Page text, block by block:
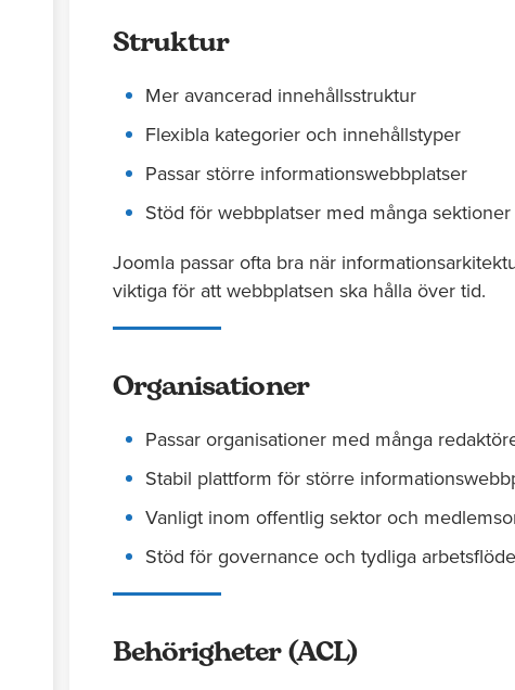
Struktur
Mer avancerad innehållsstruktur
Flexibla kategorier och innehållstyper
Passar större informationswebbplatser
Stöd för webbplatser med många sektioner
Joomla passar ofta bra när
viktiga för att webbplatsen ska hålla över tid.
Organisationer
Passar organisationer med många
Stabil plattform för större
Vanligt inom offentlig sektor och
Stöd för governance och tydliga
Behörigheter (ACL)